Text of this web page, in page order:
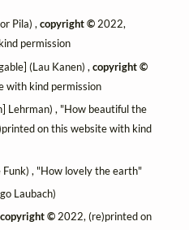
Pila) ,copyright ©2022,
permission
(Lau Kanen) ,copyright ©
with kind permission
Lehrman) , "How beautiful the
on this website with kind
Funk) , "How lovely the earth"
Laubach)
copyright © 2022, (re)printed on